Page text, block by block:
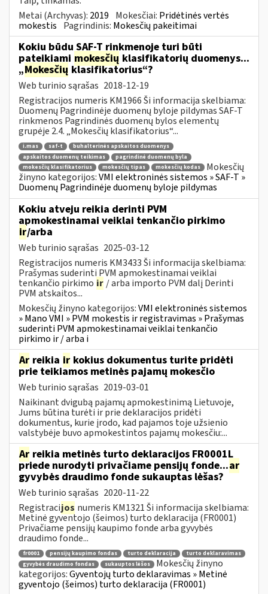
Metai (Archyvas): 2019 Mokesčiai: Pridėtinės vertės
mokestis Pagrindinis: Mokesčių pakeitimai
Kokiu būdu SAF-T rinkmenoje turi būti
pateikiami mokesčių klasifikatorių duomenys...
„Mokesčių klasifikatorius“?
Web turinio sąrašas 2018-12-19
Registracijos numeris KM1966 Ši informacija skelbiama:
Duomenų Pagrindinėje duomenų byloje pildymas SAF-T
rinkmenos Pagrindinės duomenų bylos elementų
grupėje 2.4. „Mokesčių klasifikatorius“...
i.mas saf-t
buhalterinės apskaitos duomenys
apskaitos duomenų teikimas
pagrindinė duomenų byla
mokesčių klasifikatorius
mokesčių tipas mokesčių kodas
Mokesčių
žinyno kategorijos:VMI elektroninės sistemos » SAF-T »
Duomenų Pagrindinėje duomenų byloje pildymas
Kokiu atveju reikia derinti PVM
apmokestinamai veiklai tenkančio pirkimo
ir/arba
Web turinio sąrašas 2025-03-12
Registracijos numeris KM3433 Ši informacija skelbiama:
Prašymas suderinti PVM apmokestinamai veiklai
tenkančio pirkimo ir / arba importo PVM dalį Derinti
PVM atskaitos...
Mokesčių žinyno kategorijos:VMI elektroninės sistemos
» Mano VMI » PVM mokestis ir registravimas » Prašymas
suderinti PVM apmokestinamai veiklai tenkančio
pirkimo ir / arba i
Ar reikia ir kokius dokumentus turite pridėti
prie teikiamos metinės pajamų mokesčio
Web turinio sąrašas 2019-03-01
Naikinant dvigubą pajamų apmokestinimą Lietuvoje,
Jums būtina turėti ir prie deklaracijos pridėti
dokumentus, kurie įrodo, kad pajamos toje užsienio
valstybėje buvo apmokestintos pajamų mokesčiu:...
Ar reikia metinės turto deklaracijos FR0001L
priede nurodyti privačiame pensijų fonde...ar
gyvybės draudimo fonde sukauptas lėšas?
Web turinio sąrašas 2020-11-22
Registracijos numeris KM1321 Ši informacija skelbiama:
Metinė gyventojo (šeimos) turto deklaracija (FR0001)
Privačiame pensijų kaupimo fonde arba gyvybės
draudimo fonde...
fr0001 pensijų kaupimo fondas turto deklaracija
turto deklaravimas
gyvybės draudimo fondas
sukauptos lėšos
Mokesčių žinyno
kategorijos:Gyventojų turto deklaravimas » Metinė
gyventojo (šeimos) turto deklaracija (FR0001)